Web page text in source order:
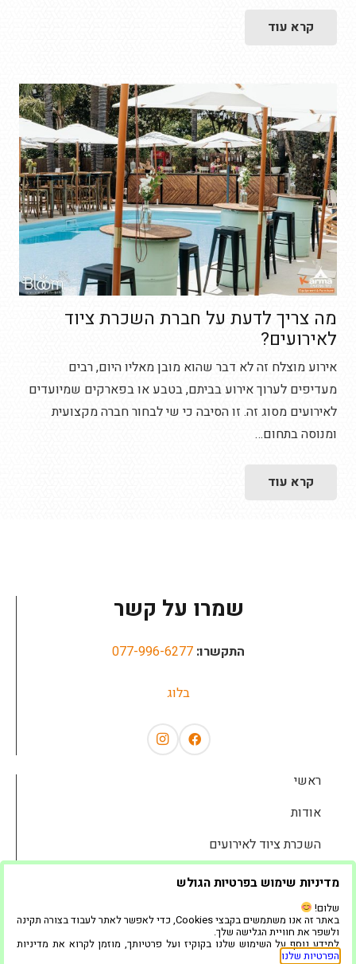
קרא עוד
מה צריך לדעת על חברת השכרת ציוד
לאירועים?
אירוע מוצלח זה לא דבר שהוא מובן מאליו היום, רבים
מעדיפים לערוך אירוע בביתם, בטבע או בפארקים שמיועדים
לאירועים מסוג זה. זו הסיבה כי שי לבחור חברה מקצועית
ומנוסה בתחום…
קרא עוד
שמרו על קשר
התקשרו: 077-996-6277
בלוג
ראשי
אודות
השכרת ציוד לאירועים
שאלות נפוצות
גלריה
המוצרים שלנו
מדיניות שימוש בפרטיות הגולש
שלום!
באתר זה אנו משתמשים בקבצי Cookies, כדי לאפשר לאתר לעבוד בצורה תקינה
ולשפר את חוויית הגלישה שלך.
למידע נוסף על השימוש שלנו בקוקיז ועל פרטיותך, מוזמן לקרוא את מדיניות
הפרטיות שלנו